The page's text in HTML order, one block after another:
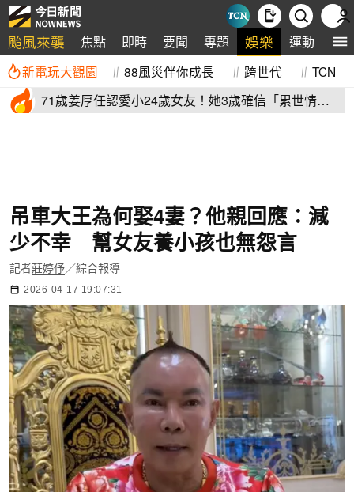
颱風來襲 焦點 即時 要聞 專題 娛樂 運動 全
新電玩大觀園 88風災伴你成長 跨世代 TCN
71歲姜厚任認愛小24歲女友！她3歲確信「累世情
吊車大王為何娶4妻？他親回應：減
少不幸 幫女友養小孩也無怨言
記者莊婷伃／綜合報導
2026-04-17 19:07:31